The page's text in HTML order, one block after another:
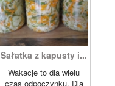
Sałatka z kapusty i...
Wakacje to dla wielu
czas odpoczynku. Dla